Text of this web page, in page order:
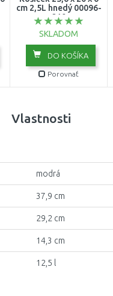
cm 2,5L hnedý 00096-
210
SKLADOM
DO KOŠÍKA
Porovnať
Vlastnosti
modrá
37,9 cm
29,2 cm
14,3 cm
12,5 l